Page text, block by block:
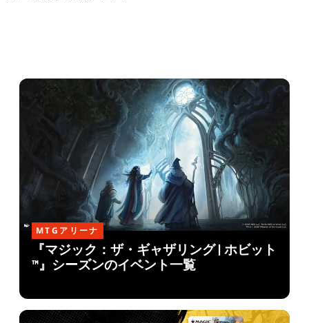
MTGアリーナ
『マジック：ザ・ギャザリング | ホビット
™』シーズンのイベント一覧